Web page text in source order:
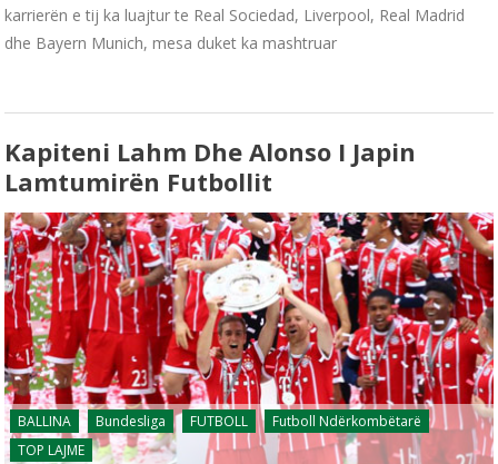
karrierën e tij ka luajtur te Real Sociedad, Liverpool, Real Madrid
dhe Bayern Munich, mesa duket ka mashtruar
Kapiteni Lahm Dhe Alonso I Japin
Lamtumirën Futbollit
BALLINA Bundesliga FUTBOLL
Futboll Ndërkombëtarë
TOP LAJME